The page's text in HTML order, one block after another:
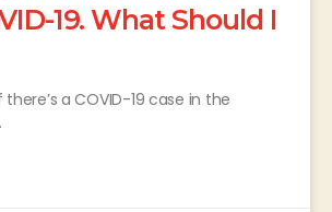
19. What Should I
a COVID-19 case in the